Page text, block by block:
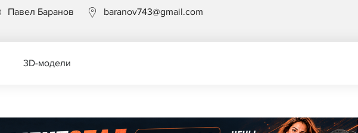
Павел Баранов baranov743@gmail.com
3D-модели